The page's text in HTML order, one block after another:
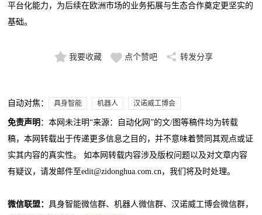
平台化能力，为后续在欧洲市场的业务拓展与生态合作奠定更坚实的
基础。
我要收藏 点个赞吧 转发分享
自动对焦： 具身智能 机器人 汉诺威工博会
免责声明 ：本网未注明“来源：自动化网”的文/图等稿件均为转载
稿，本网转载出于传递更多信息之目的，并不意味着赞同其观点或证
实其内容的真实性。 如本网转载内容涉及版权问题以及对文章内容
有疑议，请发邮件至edit@zidonghua.com.cn，我们将及时处理。
微信联盟：具身智能微信群、机器人微信群、汉诺威工博会微信群，